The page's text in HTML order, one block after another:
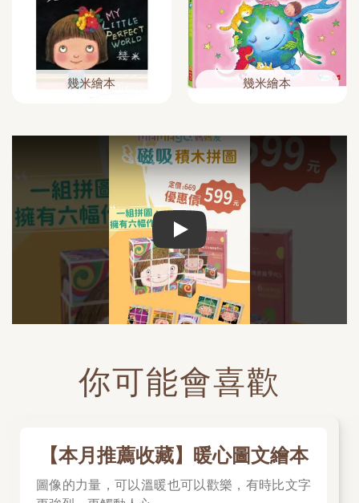
Play video
幾米繪本 幾米繪本
你可能會喜歡
【本月推薦收藏】暖心圖文繪本
圖像的力量，可以溫暖也可以歡樂，有時比文字